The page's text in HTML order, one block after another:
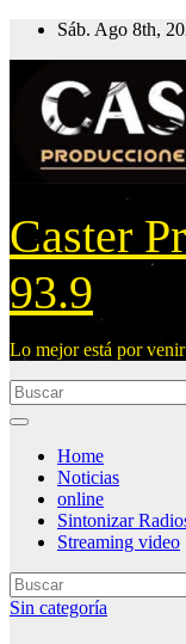
Sáb. Ago 8th,
Caster
93.9
Lo mejor está por venir
Home
Noticias
online
Sintonizar
Streaming video
Sin categoría